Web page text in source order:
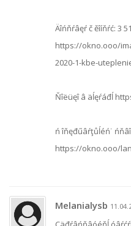
Äîńňŕâęŕ č ěîíňŕć: 3
https://okno.ooo/
2020-1-kbe-
Ňîëüęî â äĺęŕáđĺ
ń îňęđűâŕţůĺéń˙
https://okno.ooo/
Melanialysb